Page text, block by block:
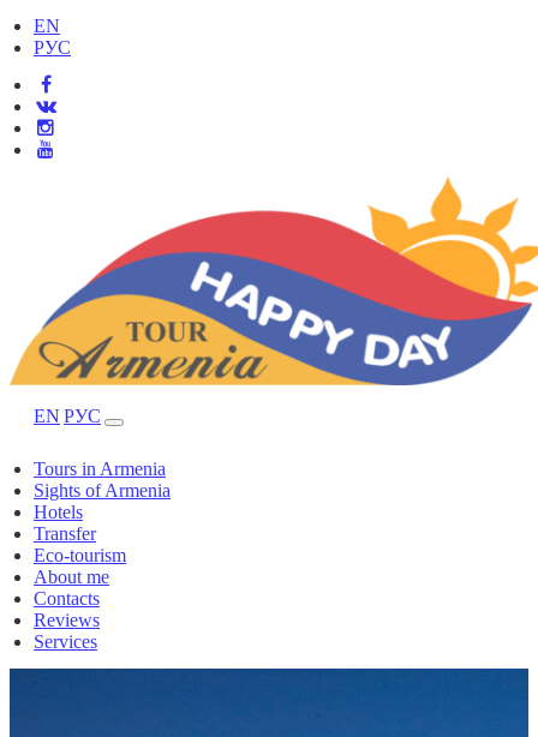
EN
РУС
EN РУС
Tours in Armenia
Sights of Armenia
Hotels
Transfer
Eco-tourism
About me
Contacts
Reviews
Services